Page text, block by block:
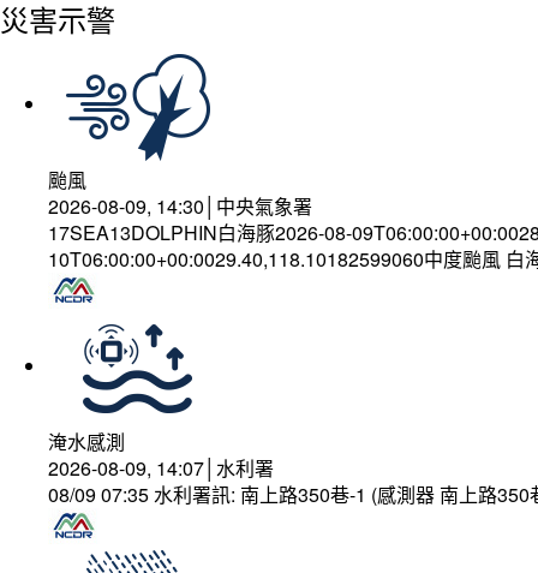
災害示警
颱風
2026-08-09, 14:30│中央氣象署
17SEA13DOLPHIN白海豚2026-08-
10T06:00:00+00:0029.40,118.10182599060中度颱風 白
淹水感測
2026-08-09, 14:07│水利署
08/09 07:35 水利署訊: 南上路350巷-1 (感測器 南上路